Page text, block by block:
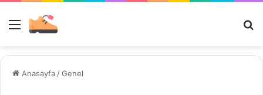
Menü
Anasayfa /Genel